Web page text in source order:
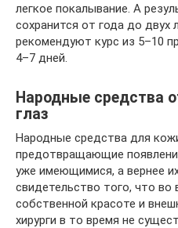
легкое покалывание. А
сохранится от года до
рекомендуют курс из 5–10
4–7 дней.
Народные средства
глаз
Народные средства для
предотвращающие
уже имеющимися, а вернее
свидетельство того, что
собственной красоте и
хирурги в то время не